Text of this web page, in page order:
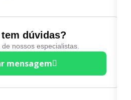
Volante Multifuncional
dúvidas?
nossos especialistas.
mensagem